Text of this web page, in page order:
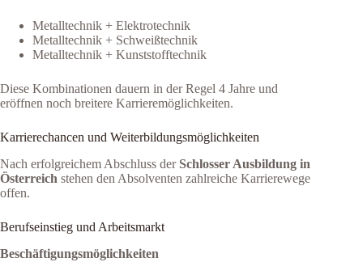
Metalltechnik + Elektrotechnik
Metalltechnik + Schweißtechnik
Metalltechnik + Kunststofftechnik
Diese Kombinationen dauern in der Regel 4 Jahre und
eröffnen noch breitere Karrieremöglichkeiten.
Karrierechancen und Weiterbildungsmöglichkeiten
Nach erfolgreichem Abschluss der Schlosser Ausbildung in
Österreich stehen den Absolventen zahlreiche Karrierewege
offen.
Berufseinstieg und Arbeitsmarkt
Beschäftigungsmöglichkeiten